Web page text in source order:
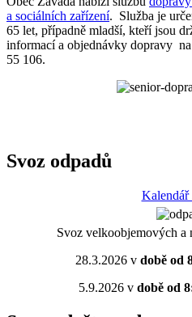
a sociálních zařízení. Služba je
65 let, případně mladší, kteří jsou
informací a objednávky dopravy
55 106.
Svoz odpadů
Kalendář
Svoz velkoobjemových a
28.3.2026 vdobě od
5.9.2026 vdobě od